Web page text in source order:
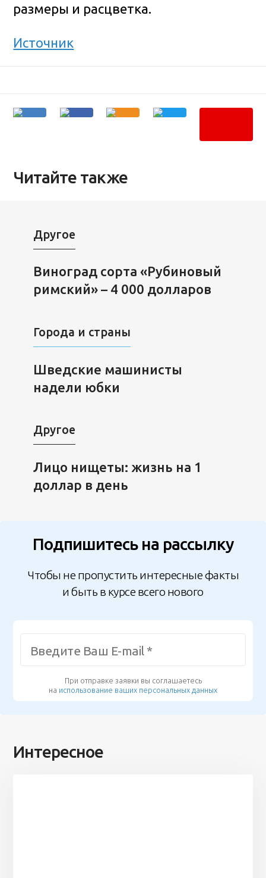
размеры и расцветка.
Источник
Читайте также
Другое
Виноград сорта «Рубиновый
римский» – 4 000 долларов
Города и страны
Шведские машинисты
надели юбки
Другое
Лицо нищеты: жизнь на 1
доллар в день
Подпишитесь на рассылку
Чтобы не пропустить интересные факты
и быть в курсе всего нового
При отправке заявки вы соглашаетесь
на использование ваших персональных данных
Интересное